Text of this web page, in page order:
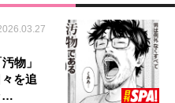
物」
を追
…